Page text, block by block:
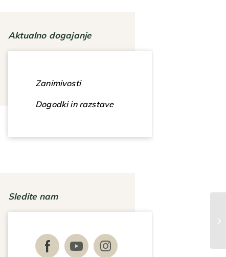
Aktualno dogajanje
Zanimivosti
Dogodki in razstave
Sledite nam